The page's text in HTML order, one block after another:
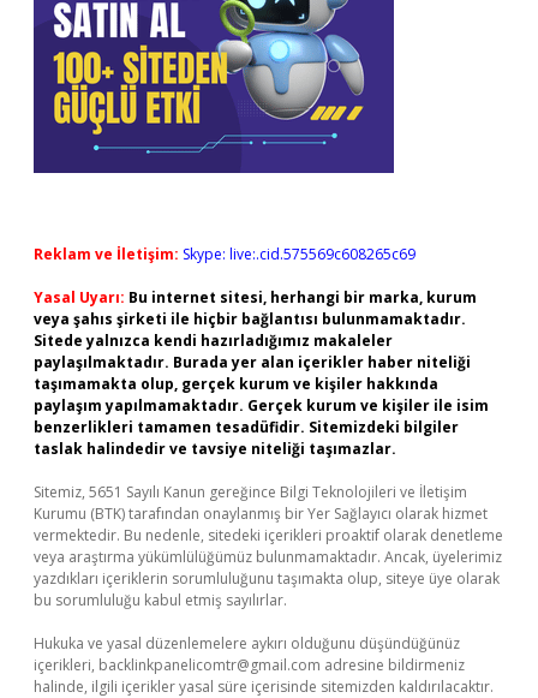
Reklam ve İletişim: Skype: live:.cid.575569c608265c69
Yasal Uyarı: Bu internet sitesi, herhangi bir marka, kurum
veya şahıs şirketi ile hiçbir bağlantısı bulunmamaktadır.
Sitede yalnızca kendi hazırladığımız makaleler
paylaşılmaktadır. Burada yer alan içerikler haber niteliği
taşımamakta olup, gerçek kurum ve kişiler hakkında
paylaşım yapılmamaktadır. Gerçek kurum ve kişiler ile isim
benzerlikleri tamamen tesadüfidir. Sitemizdeki bilgiler
taslak halindedir ve tavsiye niteliği taşımazlar.
Sitemiz, 5651 Sayılı Kanun gereğince Bilgi Teknolojileri ve İletişim
Kurumu (BTK) tarafından onaylanmış bir Yer Sağlayıcı olarak hizmet
vermektedir. Bu nedenle, sitedeki içerikleri proaktif olarak denetleme
veya araştırma yükümlülüğümüz bulunmamaktadır. Ancak, üyelerimiz
yazdıkları içeriklerin sorumluluğunu taşımakta olup, siteye üye olarak
bu sorumluluğu kabul etmiş sayılırlar.
Hukuka ve yasal düzenlemelere aykırı olduğunu düşündüğünüz
içerikleri, backlinkpanelicomtr@gmail.com adresine bildirmeniz
halinde, ilgili içerikler yasal süre içerisinde sitemizden kaldırılacaktır.